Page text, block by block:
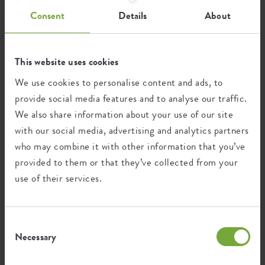
Consent Details About
This website uses cookies
We use cookies to personalise content and ads, to
provide social media features and to analyse our traffic.
We also share information about your use of our site
with our social media, advertising and analytics partners
who may combine it with other information that you’ve
provided to them or that they’ve collected from your
use of their services.
Selection
Necessary
Recycling
This product is comprised of 100% post-
consumer waste and 0% post-industrial
waste.
Certifications Guarantee
99years
UV protected